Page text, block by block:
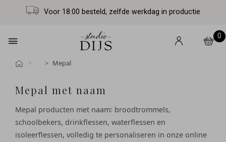
Voor 18:00 besteld, zelfde werkdag in productie
0
Mepal
Mepal met naam
Mepal producten met naam: broodtrommels,
schoolbekers, drinkflessen, waterflessen en
isoleerflessen, volledig te personaliseren in onze online